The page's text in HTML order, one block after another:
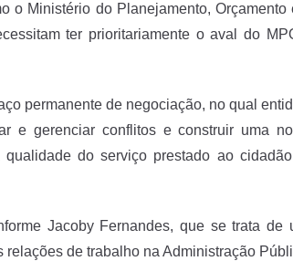
o Ministério do Planejamento,
ter prioritariamente o aval do
permanente de negociação, no qual
e gerenciar conflitos e construir uma
do serviço prestado ao
Jacoby Fernandes, que se trata de
relações de trabalho na Administração